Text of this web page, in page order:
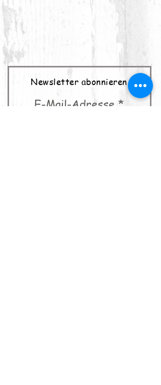
Newsletter abonnieren
E-Mail-Adresse